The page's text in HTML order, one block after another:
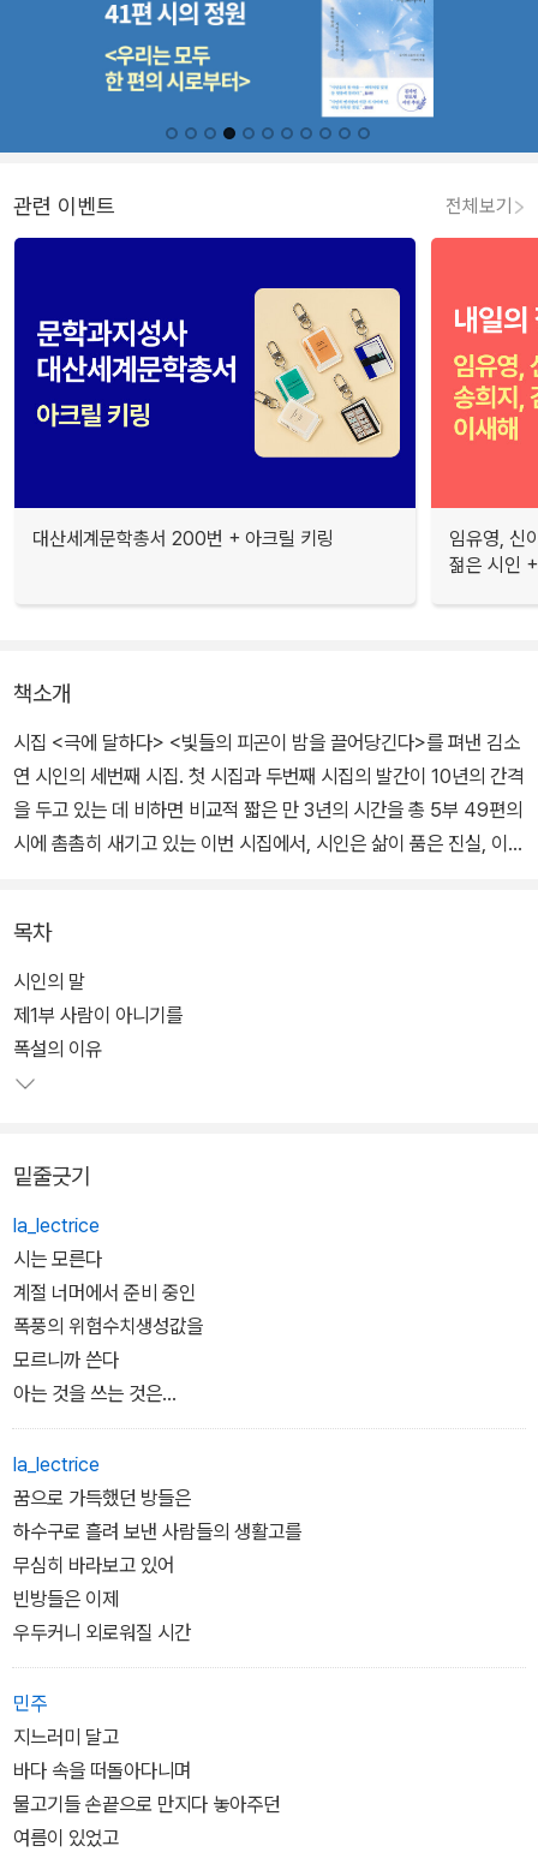
관련 이벤트 전체보기
대산세계문학총서 200번 + 아크릴 키링
임유영, 신
젊은 시인
책소개
시집 <극에 달하다> <빛들의 피곤이 밤을 끌어당긴다>를 펴낸 김소
연 시인의 세번째 시집. 첫 시집과 두번째 시집의 발간이 10년의 간격
을 두고 있는 데 비하면 비교적 짧은 만 3년의 시간을 총 5부 49편의
시에 촘촘히 새기고 있는 이번 시집에서, 시인은 삶이 품은 진실, 이른
눈물을 삶에 붙박인 우리의 마음이 일렁이다 바깥으로 흘러넘치는 노
래라고 한다면, 시집 <눈물이라는 뼈>는 그 마음이 저지른 일을 마음
으로 들여다보고 이해해가는 과정을 그리는 데 전력을 다하고 있다.
슬픔으로 시작되었으나 슬픔으로 끝나지 않는 노래, 때로 사람이 아
목차
시인의 말
제1부 사람이 아니기를
폭설의 이유
밑줄긋기
la_lectrice
시는 모른다
계절 너머에서 준비 중인
폭풍의 위험수치생성값을
모르니까 쓴다
아는 것을 쓰는 것은
시가 아니므로
la_lectrice
꿈으로 가득했던 방들은
하수구로 흘려 보낸 사람들의 생활고를
무심히 바라보고 있어
빈방들은 이제
우두커니 외로워질 시간
민주
지느러미 달고
바다 속을 떠돌아다니며
물고기들 손끝으로 만지다 놓아주던
여름이 있었고